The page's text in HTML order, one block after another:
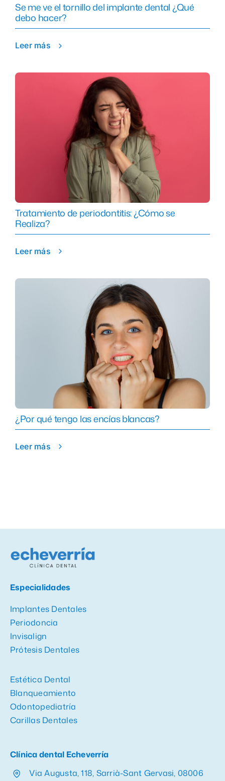
Se me ve el tornillo del implante dental ¿Qué
debo hacer?
Leer más
Tratamiento de periodontitis: ¿Cómo se
Realiza?
Leer más
¿Por qué tengo las encías blancas?
Leer más
Especialidades
Implantes Dentales
Periodoncia
Invisalign
Prótesis Dentales
Estética Dental
Blanqueamiento
Odontopediatría
Carillas Dentales
Clínica dental Echeverría
Via Augusta, 118, Sarrià-Sant Gervasi, 08006